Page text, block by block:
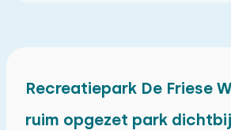
Recreatiepark De Friese
ruim opgezet parkaugustus 2026